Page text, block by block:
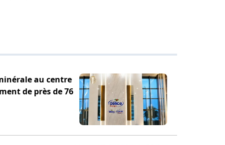
au centre
de près de 76